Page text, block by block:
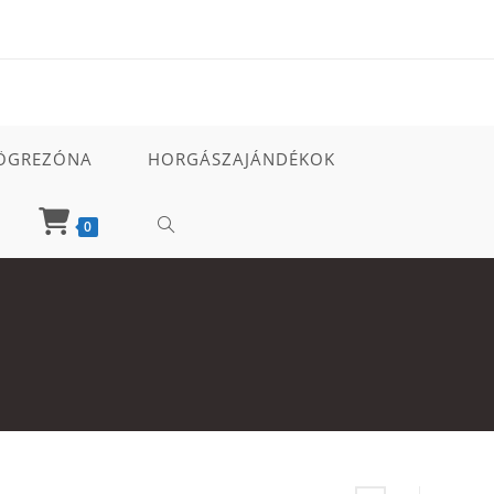
HORGÁSZAJÁNDÉKOK
0 TOGGLE